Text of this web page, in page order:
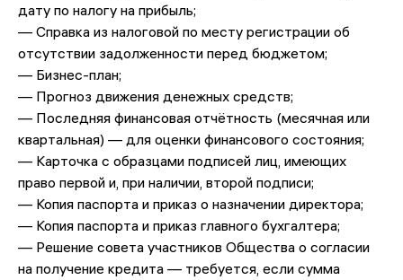
дату по налогу на прибыль;
— Справка из налоговой по месту регистрации об
отсутствии задолженности перед бюджетом;
— Бизнес-план;
— Прогноз движения денежных средств;
— Последняя финансовая отчётность (месячная или
квартальная) — для оценки финансового состояния;
— Карточка с образцами подписей лиц, имеющих
право первой и, при наличии, второй подписи;
— Копия паспорта и приказ о назначении директора;
— Копия паспорта и приказ главного бухгалтера;
— Решение совета участников Общества о согласии
на получение кредита — требуется, если сумма